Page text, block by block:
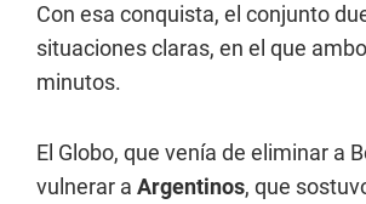
Con esa conquista, el conjunto
situaciones claras, en el que
minutos.
El Globo, que venía de eliminar a
vulnerar a Argentinos, que